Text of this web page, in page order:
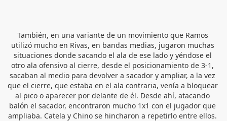
También, en una variante de un movimiento que Ramos
utilizó mucho en Rivas, en bandas medias, jugaron muchas
situaciones donde sacando el ala de ese lado y yéndose el
otro ala ofensivo al cierre, desde el posicionamiento de 3-1,
sacaban al medio para devolver a sacador y ampliar, a la vez
que el cierre, que estaba en el ala contraria, venía a bloquear
al pico o aparecer por delante de él. Desde ahí, atacando
balón el sacador, encontraron mucho 1x1 con el jugador que
ampliaba. Catela y Chino se hincharon a repetirlo entre ellos.